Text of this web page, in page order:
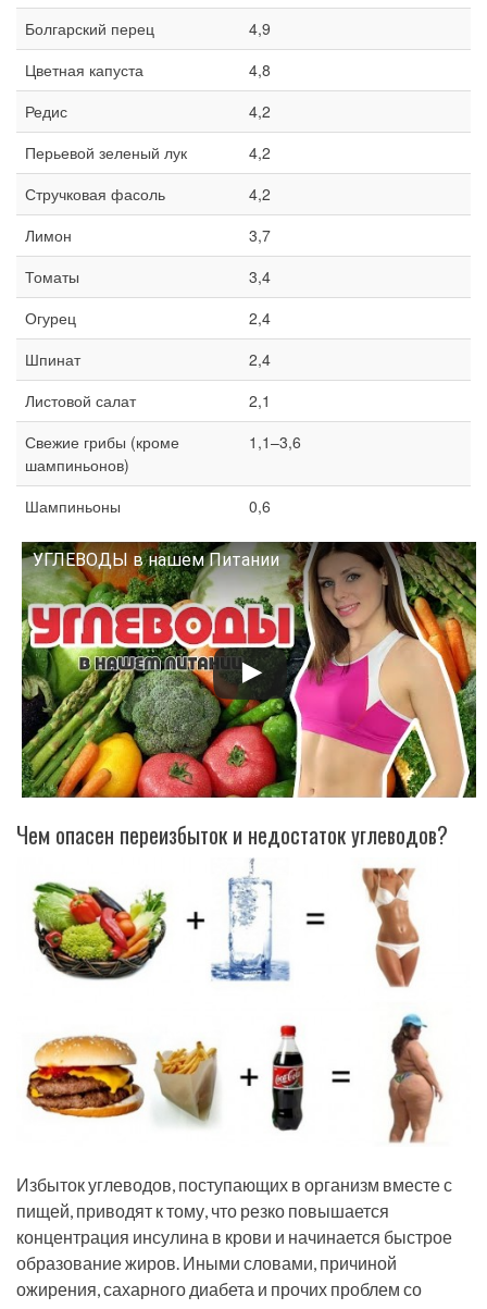
Болгарский перец
4,9
Цветная капуста
4,8
Редис
4,2
Перьевой зеленый лук
4,2
Стручковая фасоль
4,2
Лимон
3,7
Томаты
3,4
Огурец
2,4
Шпинат
2,4
Листовой салат
2,1
Свежие грибы (кроме
шампиньонов)
1,1–3,6
Шампиньоны 0,6
УГЛЕВОДЫ в нашем Питании
Смотрите это видео на YouTube
Чем опасен переизбыток и недостаток углеводов?
Избыток углеводов, поступающих в организм вместе с
пищей, приводят к тому, что резко повышается
концентрация инсулина в крови и начинается быстрое
образование жиров. Иными словами, причиной
ожирения, сахарного диабета и прочих проблем со